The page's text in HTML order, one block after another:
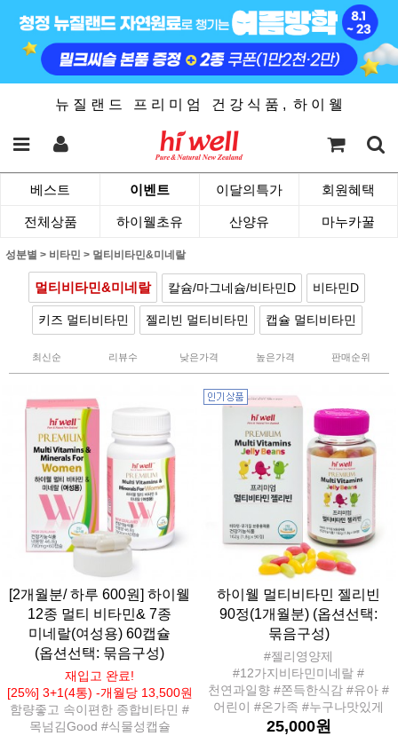
뉴 질 랜 드 프 리 미 엄 건 강 식 품 , 하 이 웰
베스트 이벤트 이달의특가 회원혜택
전체상품 하이웰초유 산양유 마누카꿀
성분별 > 비타민 > 멀티비타민&미네랄
멀티비타민&미네랄 칼슘/마그네슘/비타민D 비타민D
키즈 멀티비타민 젤리빈 멀티비타민 캡슐 멀티비타민
최신순 리뷰수 낮은가격 높은가격 판매순위
[2개월분/ 하루 600원] 하이웰
12종 멀티 비타민& 7종
미네랄(여성용) 60캡슐
(옵션선택: 묶음구성)
재입고 완료!
[25%] 3+1(4통) -개월당 13,500원
함량좋고 속이편한 종합비타민 #
목넘김Good #식물성캡슐
하이웰 멀티비타민 젤리빈
90정(1개월분) (옵션선택:
묶음구성)
#젤리영양제
#12가지비타민미네랄 #
천연과일향 #쫀득한식감 #유아 #
어린이 #온가족 #누구나맛있게
25,000원